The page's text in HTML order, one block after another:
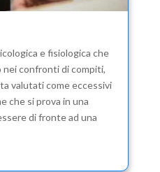
e fisiologica che
nei confronti di compiti,
valutati come eccessivi
che si prova in una
di fronte ad una